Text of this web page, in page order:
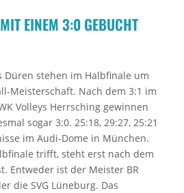
EINEM 3:0 GEBUCHT
Düren stehen im Halbfinale um
Meisterschaft. Nach dem 3:1 im
Volleys Herrsching gewinnen
sogar 3:0. 25:18, 29:27, 25:21
im Audi-Dome in München.
trifft, steht erst nach dem
Entweder ist der Meister BR
die SVG Lüneburg. Das